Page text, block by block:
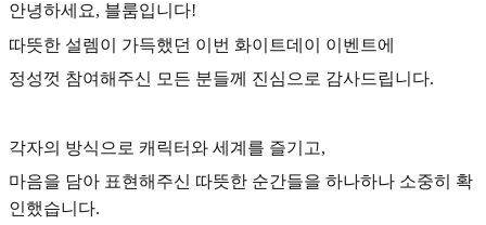
안녕하세요, 블룸입니다!
따뜻한 설렘이 가득했던 이번 화이트데이 이벤트에
정성껏 참여해주신 모든 분들께 진심으로 감사드립니다.
각자의 방식으로 캐릭터와 세계를 즐기고,
마음을 담아 표현해주신 따뜻한 순간들을 하나하나 소중히 확
인했습니다.